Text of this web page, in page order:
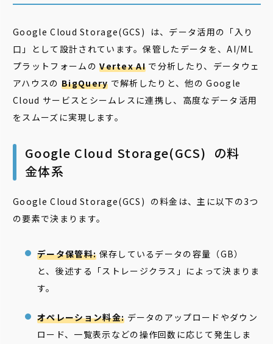
Google Cloud Storage(GCS) は、データ活用の「入り
口」として設計されています。保管したデータを、AI/ML
プラットフォームのVertex AI で分析したり、データウェ
アハウスの BigQuery で解析したりと、他の Google
Cloud サービスとシームレスに連携し、高度なデータ活用
をスムーズに実現します。
Google Cloud Storage(GCS) の料
金体系
Google Cloud Storage(GCS) の料金は、主に以下の3つ
の要素で決まります。
データ保管料: 保存しているデータの容量（GB）
と、後述する「ストレージクラス」によって決まりま
す。
オペレーション料金: データのアップロードやダウン
ロード、一覧表示などの操作回数に応じて発生しま